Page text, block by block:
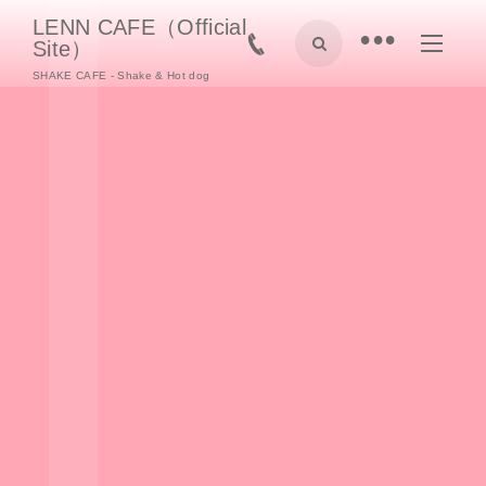
LENN CAFE（Official
Site）
SHAKE CAFE - Shake & Hot dog
•